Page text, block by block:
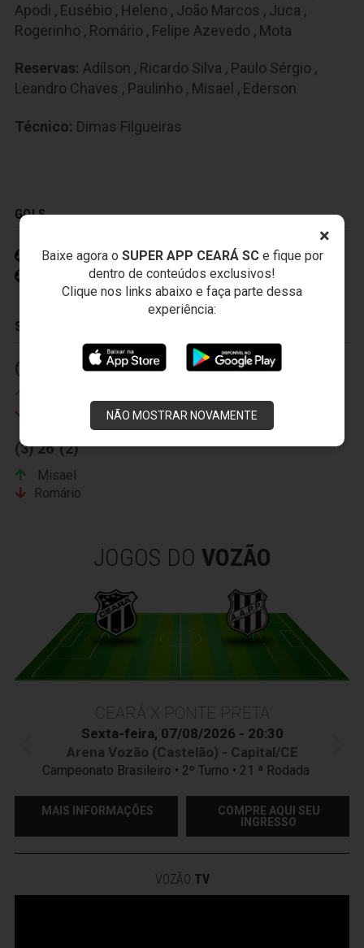
×
Baixe agora o SUPER APP CEARÁ SCe fique por
dentro de conteúdos exclusivos!
Clique nos links abaixo e faça parte dessa
experiência:
NÃO MOSTRAR NOVAMENTE
Apodi , Eusébio , Heleno , João Marcos , Juca ,
Rogerinho , Romário , Felipe Azevedo , Mota
Reservas: Adílson , Ricardo Silva , Paulo Sérgio ,
Leandro Chaves , Paulinho , Misael , Ederson
Técnico: Dimas Filgueiras
GOLS
Felipe Azevedo 7' (2)
Leandro Chaves 28' (2)
SUBSTITUIÇÕES
(1) 1' (2) (2) 1' (2)
João Marcos
(3) 26' (2)
Misael
Romário
JOGOS DO VOZÃO
CEARÁ X PONTE PRETA
Sexta-feira, 07/08/2026 - 20:30
Arena Vozão (Castelão) - Capital/CE
Campeonato Brasileiro • 2º Turno • 21 ª Rodada
MAIS INFORMAÇÕES
COMPRE AQUI SEU
INGRESSO
VOZÃO TV